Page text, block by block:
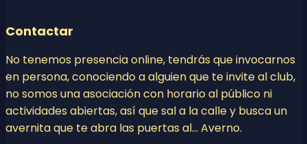
Contactar
No tenemos presencia online, tendrás que invocarnos
en persona, conociendo a alguien que te invite al club,
no somos una asociación con horario al público ni
actividades abiertas, así que sal a la calle y busca un
avernita que te abra las puertas al… Averno.